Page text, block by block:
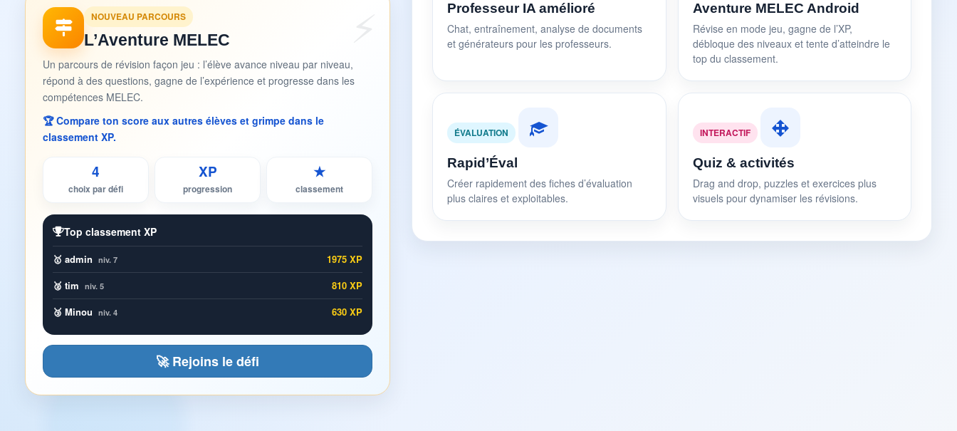
NOUVEAU PARCOURS
L’Aventure MELEC
Un parcours de révision façon jeu : l’élève avance niveau par niveau,
répond à des questions, gagne de l’expérience et progresse dans les
compétences MELEC.
🏆 Compare ton score aux autres élèves et grimpe dans le
classement XP.
4
choix par défi
XP
progression
★
classement
Top classement XP
🥇 admin niv. 7
1975 XP
🥈 tim niv. 5
810 XP
🥉 Minou niv. 4 630 XP
🚀 Rejoins le défi
Professeur IA amélioré
Chat, entraînement, analyse de documents
et générateurs pour les professeurs.
Aventure MELEC Android
Révise en mode jeu, gagne de l’XP,
débloque des niveaux et tente d’atteindre le
top du classement.
ÉVALUATION
Rapid’Éval
Créer rapidement des fiches d’évaluation
plus claires et exploitables.
INTERACTIF
Quiz & activités
Drag and drop, puzzles et exercices plus
visuels pour dynamiser les révisions.